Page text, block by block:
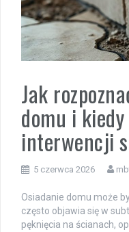
Jak
domu i
interwencji
5 czerwca 2026
Osiadanie domu może
często objawia się w
pęknięcia na ścianach,